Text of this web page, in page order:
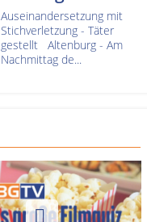
Auseinandersetzung mit
Stichverletzung - Täter
gestellt Altenburg - Am
Nachmittag de...